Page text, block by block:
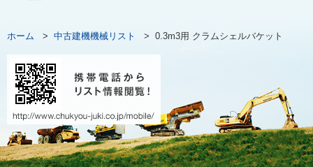
ホーム > 中古建機機械リスト > 0.3m3用 クラムシェルバケット